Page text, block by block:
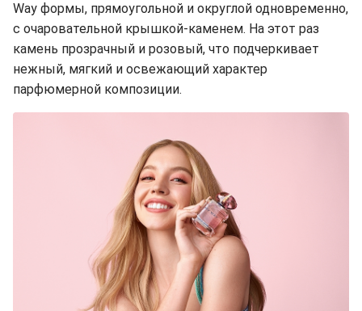
Way формы, прямоугольной и округлой одновременно,
с очаровательной крышкой-каменем. На этот раз
камень прозрачный и розовый, что подчеркивает
нежный, мягкий и освежающий характер
парфюмерной композиции.